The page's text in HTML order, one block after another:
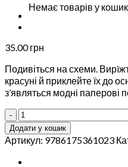
Немає товарів у
35.00грн
Подивіться на схеми.
красуні й приклейте їх до
з’являться модні паперові
Аплікація.
Модна
творчість-
червона
кількість
Додати у кошик
Артикул: 9786175361023